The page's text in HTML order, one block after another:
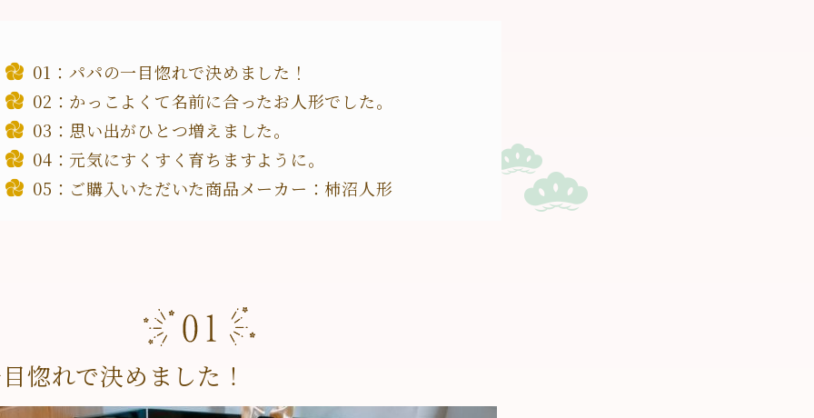
パパの一目惚れで決めました！
かっこよくて名前に合ったお人形でした。
思い出がひとつ増えました。
元気にすくすく育ちますように。
ご購入いただいた商品メーカー：柿沼人形
惚れで決めました！